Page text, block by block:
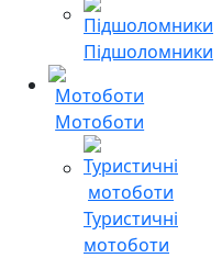
Підшоломники
Мотоботи
Туристичні
мотоботи